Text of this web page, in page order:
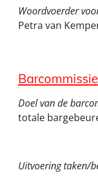
Woordvoerder
Petra van
Barcommissie
Doel van de
totale
Uitvoering taken/